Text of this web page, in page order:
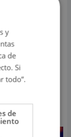
Luck Ra
romance
que llegó a
pero el
otros planes
y
de
Si
todo”.
de